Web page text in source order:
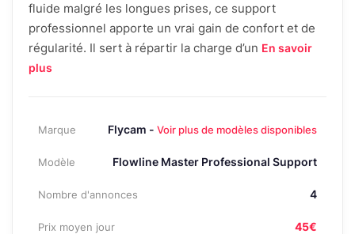
fluide malgré les longues prises, ce support
professionnel apporte un vrai gain de confort et de
régularité. Il sert à répartir la charge d’un En savoir
plus
Marque Flycam - Voir plus de modèles disponibles
Modèle Flowline Master Professional Support
Nombre d'annonces 4
Prix moyen jour 45€